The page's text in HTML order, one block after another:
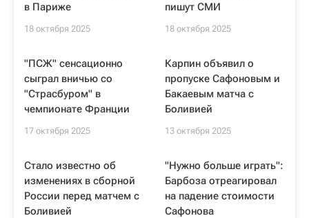
в Париже
18 октября 2025
пишут СМИ
18 октября 2025
"ПСЖ" сенсационно
сыграл вничью со
"Страсбуром" в
чемпионате Франции
17 октября 2025
Карпин объявил о
пропуске Сафоновым и
Бакаевым матча с
Боливией
13 октября 2025
Стало известно об
изменениях в сборной
России перед матчем с
Боливией
"Нужно больше играть":
Барбоза отреагировал
на падение стоимости
Сафонова